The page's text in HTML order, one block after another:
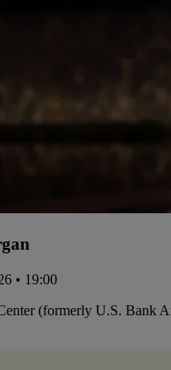
• 19:00
(formerly U.S. Bank